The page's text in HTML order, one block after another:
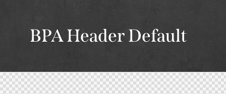
BPA Header Default